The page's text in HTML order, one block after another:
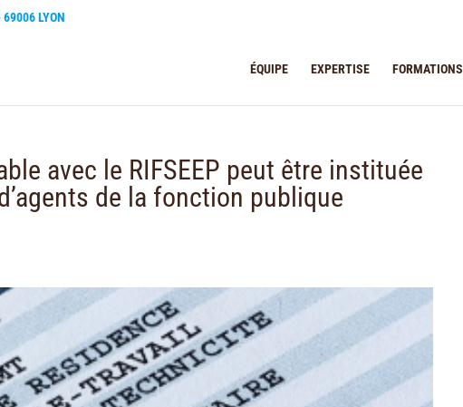
LYON
ÉQUIPE EXPERTISE FORMATIONS
avec le RIFSEEP peut être instituée
de la fonction publique